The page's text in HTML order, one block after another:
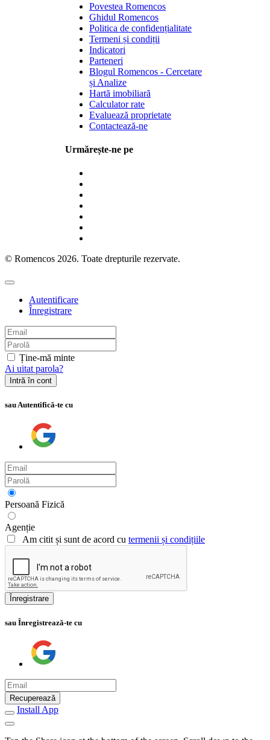
Povestea Romencos
Ghidul Romencos
Politica de confidențialitate
Termeni și condiții
Indicatori
Parteneri
Blogul Romencos - Cercetare
și Analize
Hartă imobiliară
Calculator rate
Evaluează proprietate
Contactează-ne
Urmărește-ne pe
© Romencos 2026. Toate drepturile rezervate.
Autentificare
Înregistrare
Ține-mă minte
Ai uitat parola?
Intră în cont
sau Autentifică-te cu
Persoană Fizică
Agenție
Am citit și sunt de acord cu termenii și condițiile
Înregistrare
sau Înregistrează-te cu
Recuperează
Install App